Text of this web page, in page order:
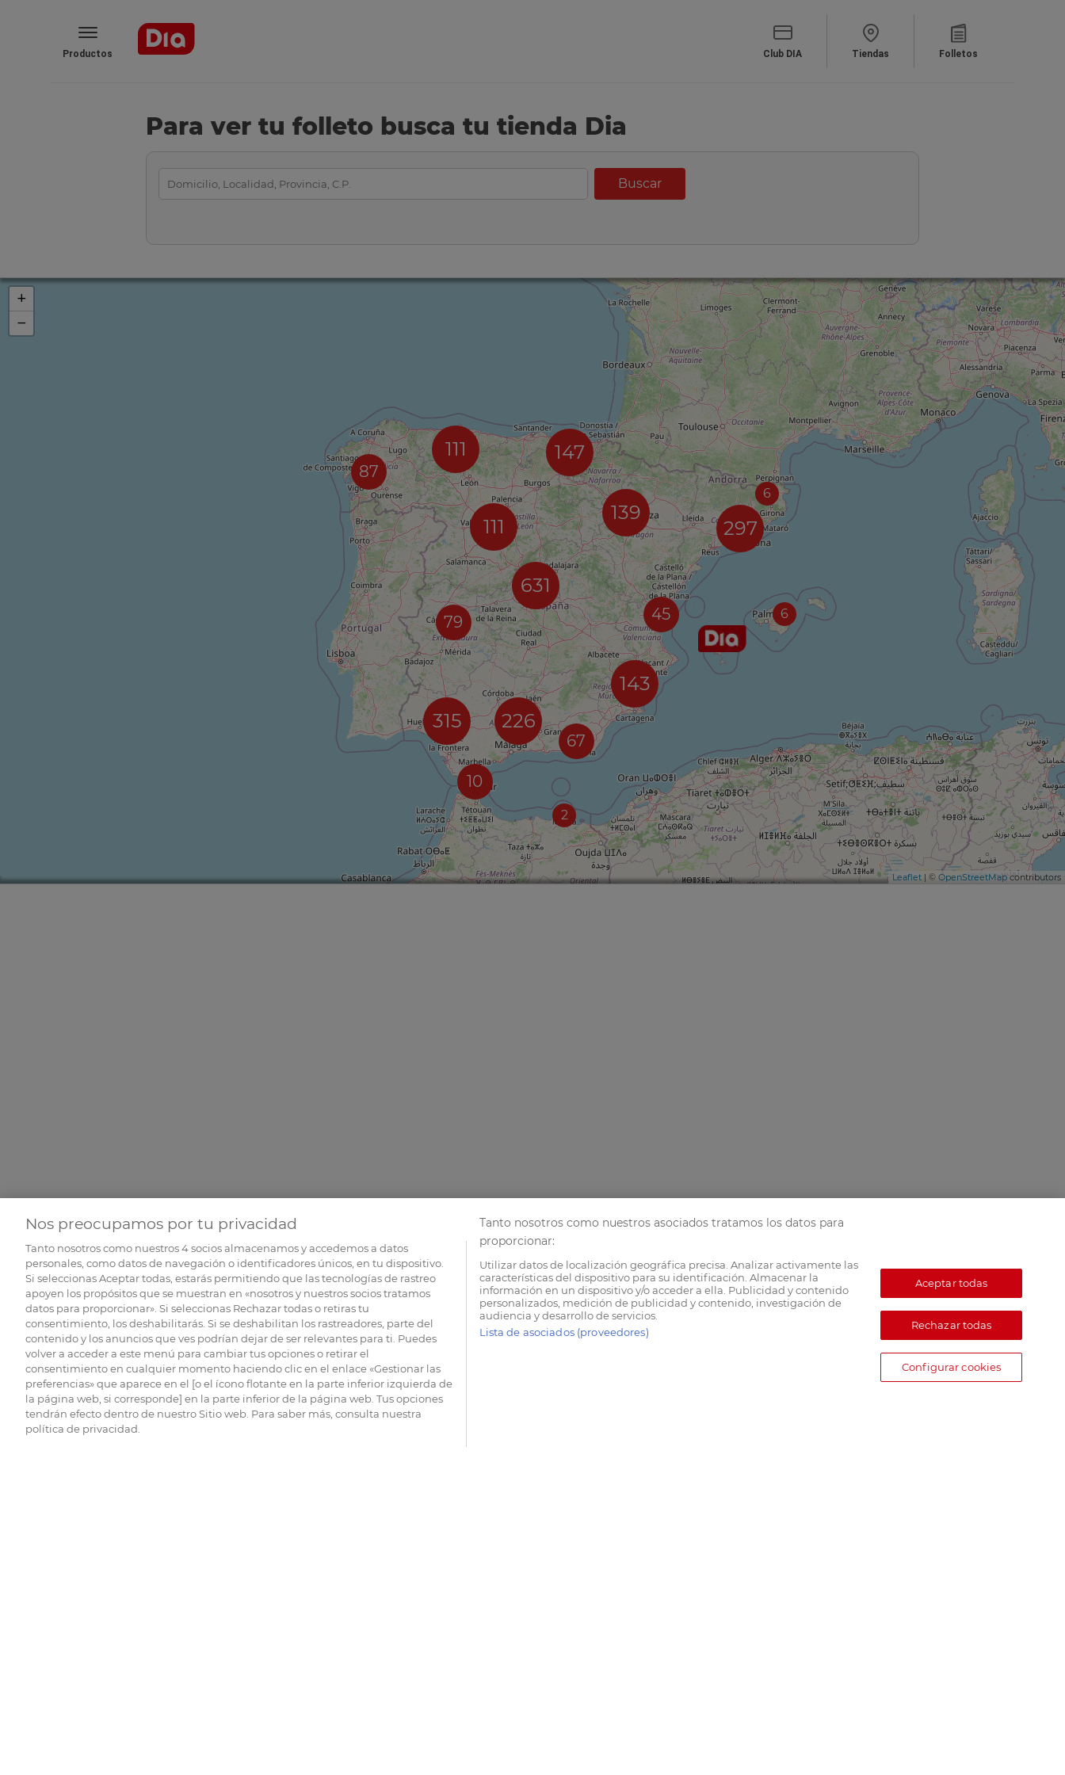
Productos Club DIA Tiendas Folletos
Para ver tu folleto busca tu tienda Dia
87
111 147
2
6
111
79
631
10
226
315
6
139
297
67
45
143
+
−
Leaflet | © OpenStreetMapcontributors
Nos preocupamos por tu privacidad
Tanto nosotros como nuestros4socios almacenamos y accedemos a datos
personales, como datos de navegación o identificadores únicos, en tu dispositivo.
Si seleccionas Aceptar todas, estarás permitiendo que las tecnologías de rastreo
apoyen los propósitos que se muestran en «nosotros y nuestros socios tratamos
datos para proporcionar». Si seleccionas Rechazar todas o retiras tu
consentimiento, los deshabilitarás. Si se deshabilitan los rastreadores, parte del
contenido y los anuncios que ves podrían dejar de ser relevantes para ti. Puedes
volver a acceder a este menú para cambiar tus opciones o retirar el
consentimiento en cualquier momento haciendo clic en el enlace «Gestionar las
preferencias» que aparece en el [o el ícono flotante en la parte inferior izquierda de
la página web, si corresponde] en la parte inferior de la página web. Tus opciones
tendrán efecto dentro de nuestro Sitio web. Para saber más, consulta nuestra
política de privacidad.
Tanto nosotros como nuestros asociados tratamos los datos para
proporcionar:
Utilizar datos de localización geográfica precisa. Analizar activamente las
características del dispositivo para su identificación. Almacenar la
información en un dispositivo y/o acceder a ella. Publicidad y contenido
personalizados, medición de publicidad y contenido, investigación de
audiencia y desarrollo de servicios.
Lista de asociados (proveedores)
Aceptar todas
Rechazar todas
Configurar cookies